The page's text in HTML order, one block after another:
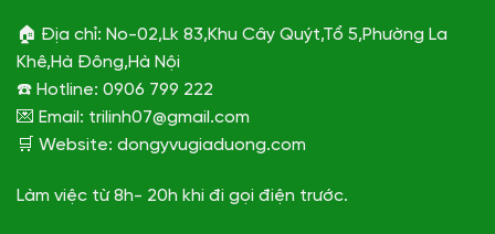
🏠 Địa chỉ: No-02,Lk 83,Khu Cây Quýt,Tổ 5,Phường La
Khê,Hà Đông,Hà Nội
☎️ Hotline: 0906 799 222
💌 Email: trilinh07@gmail.com
🛒 Website: dongyvugiaduong.com
Làm việc từ 8h- 20h khi đi gọi điện trước.